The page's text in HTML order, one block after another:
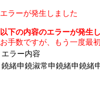
エラーが発生しました
以下の内容のエラーが発生
お手数ですが、もう一度最
エラー内容
鐃緒申鐃淑常申鐃緒申鐃緒